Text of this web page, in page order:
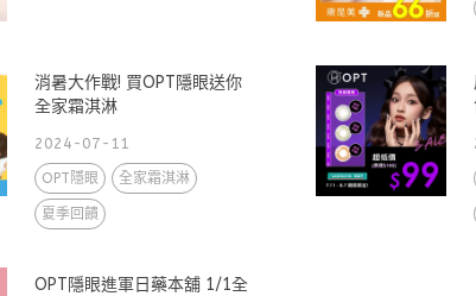
消暑大作戰! 買OPT隱眼送你
全家霜淇淋
2024-07-11
OPT隱眼 全家霜淇淋
夏季回饋
OPT隱眼進軍日藥本舖 1/1全